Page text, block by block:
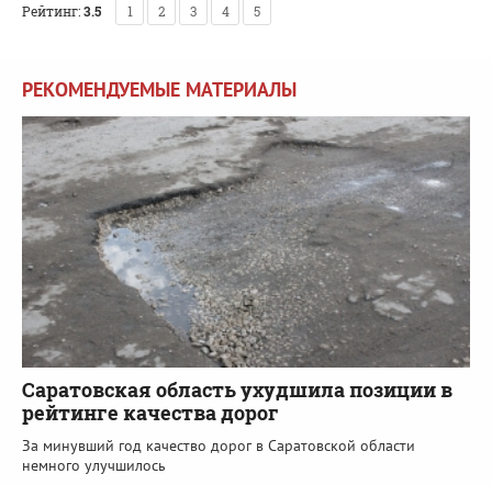
Рейтинг:3.5 1 2 3 4 5
РЕКОМЕНДУЕМЫЕ МАТЕРИАЛЫ
Саратовская область ухудшила позиции в
рейтинге качества дорог
За минувший год качество дорог в Саратовской области
немного улучшилось